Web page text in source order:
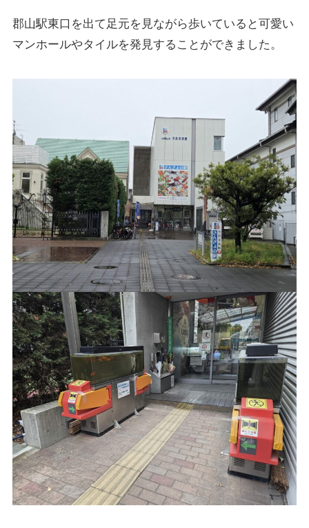
郡山駅東口を出て足元を見ながら歩いていると可愛い
マンホールやタイルを発見することができました。